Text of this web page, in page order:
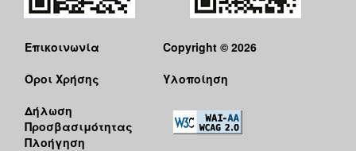
Επικοινωνία
Όροι Χρήσης
Δήλωση
Προσβασιμότητας
Πλοήγηση
Copyright © 2026
Υλοποίηση